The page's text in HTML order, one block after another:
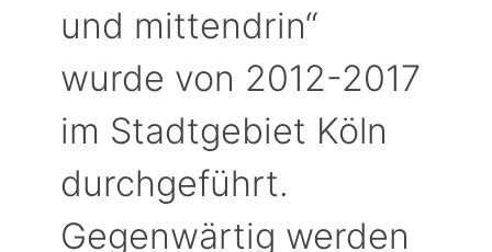
und mittendrin“
wurde von 2012-2017
im Stadtgebiet Köln
durchgeführt.
Gegenwärtig werden